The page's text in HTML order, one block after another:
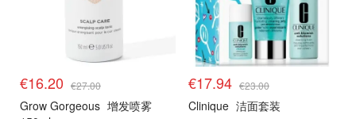
€16.20 €27.00
Grow Gorgeous 增发喷雾
€17.94 €23.00
Clinique 洁面套装